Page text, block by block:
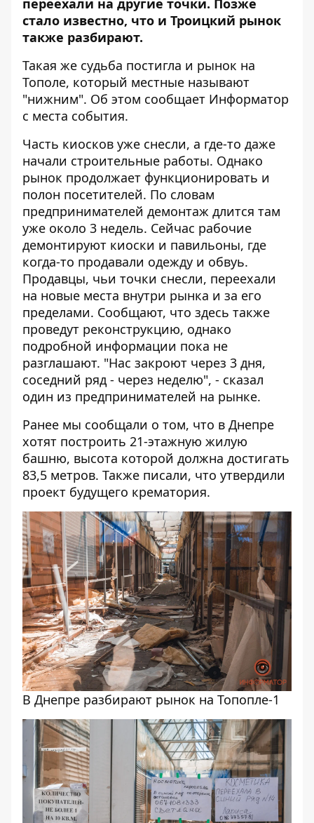
переехали на другие точки. Позже
стало известно, что и Троицкий рынок
также разбирают.
Такая же судьба постигла и рынок на
Тополе, который местные называют
"нижним". Об этом сообщает Информатор
с места события.
Часть киосков уже снесли, а где-то даже
начали строительные работы. Однако
рынок продолжает функционировать и
полон посетителей. По словам
предпринимателей демонтаж длится там
уже около 3 недель. Сейчас рабочие
демонтируют киоски и павильоны, где
когда-то продавали одежду и обвуь.
Продавцы, чьи точки снесли, переехали
на новые места внутри рынка и за его
пределами. Сообщают, что здесь также
проведут реконструкцию, однако
подробной информации пока не
разглашают. "Нас закроют через 3 дня,
соседний ряд - через неделю", - сказал
один из предпринимателей на рынке.
Ранее мы сообщали о том, что в Днепре
хотят построить 21-этажную жилую
башню, высота которой должна достигать
83,5 метров. Также писали, что утвердили
проект будущего крематория.
В Днепре разбирают рынок на Топопле-1